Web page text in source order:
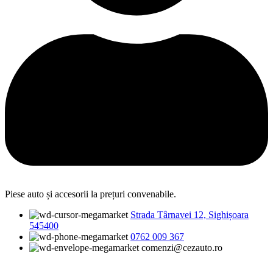
Piese auto și accesorii la prețuri convenabile.
Strada Târnavei 12, Sighișoara
545400
0762 009 367
comenzi@cezauto.ro